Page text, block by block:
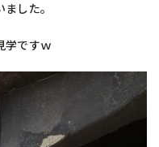
した。
学ですｗ